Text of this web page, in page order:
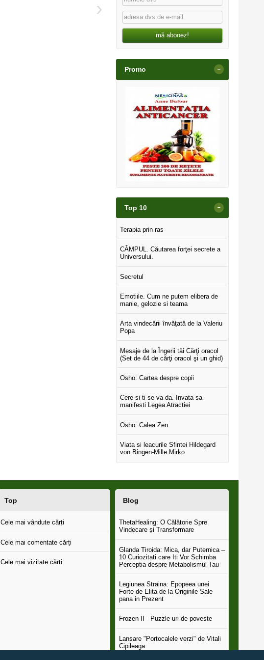
›
mă abonez!
Promo -
Top 10 -
Terapia prin ras
CÂMPUL. Căutarea forţei secrete a
Universului.
Secretul
Emotiile. Cum ne putem elibera de
manie, gelozie si teama
Arta vindecării învăţată de la Valeriu
Popa
Mesaje de la Îngerii tăi Cărţi oracol
(Set de 44 de cărţi oracol şi un ghid)
Osho: Cartea despre copii
Cere si ti se va da. Invata sa
manifesti Legea Atractiei
Osho: Calea Zen
Viata si leacurile Sfintei Hildegard
von Bingen-Mille Mirko
Top
Cele mai vândute cărți
Cele mai comentate cărți
Cele mai vizitate cărți
Blog
ThetaHealing: O Călătorie Spre
Vindecare și Transformare
Glanda Tiroida: Mica, dar Puternica –
10 Curiozitati care Iti Vor Schimba
Perceptia despre Metabolismul Tau
Legiunea Straina: Epopeea unei
Forte de Elita de la Originile Sale
pana in Prezent
Frozen II - Puzzle-uri de poveste
Lansare "Portocalele verzi" de Vitali
Cipileaga